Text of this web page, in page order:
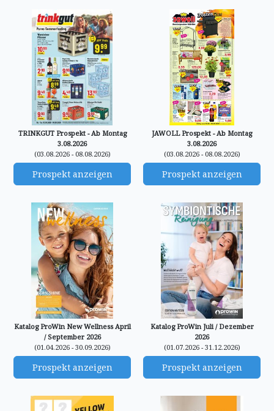
TRINKGUT Prospekt - Ab Montag
3.08.2026
(03.08.2026 - 08.08.2026)
Prospekt anzeigen
JAWOLL Prospekt - Ab Montag
3.08.2026
(03.08.2026 - 08.08.2026)
Prospekt anzeigen
Katalog ProWin New Wellness April
/ September 2026
(01.04.2026 - 30.09.2026)
Prospekt anzeigen
Katalog ProWin Juli / Dezember
2026
(01.07.2026 - 31.12.2026)
Prospekt anzeigen